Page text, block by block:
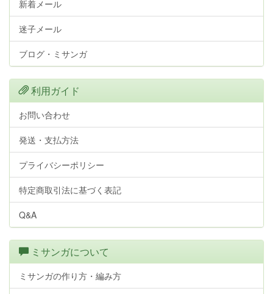
新着メール
迷子メール
ブログ・ミサンガ
利用ガイド
お問い合わせ
発送・支払方法
プライバシーポリシー
特定商取引法に基づく表記
Q&A
ミサンガについて
ミサンガの作り方・編み方